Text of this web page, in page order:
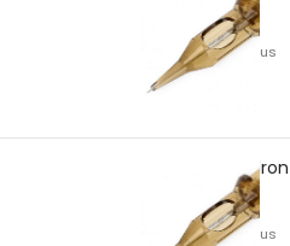
lei TVA inclus
11RS/25 – Kwadron
lei TVA inclus